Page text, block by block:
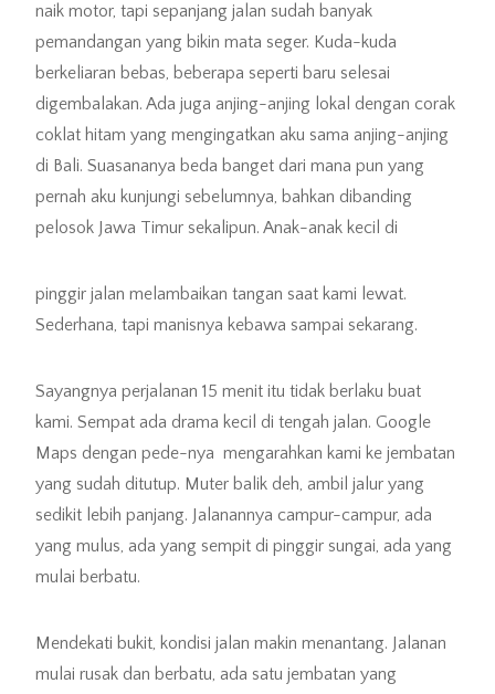
naik motor, tapi sepanjang jalan sudah banyak
pemandangan yang bikin mata seger. Kuda-kuda
berkeliaran bebas, beberapa seperti baru selesai
digembalakan. Ada juga anjing-anjing lokal dengan corak
coklat hitam yang mengingatkan aku sama anjing-anjing
di Bali. Suasananya beda banget dari mana pun yang
pernah aku kunjungi sebelumnya, bahkan dibanding
pelosok Jawa Timur sekalipun. Anak-anak kecil di
pinggir jalan melambaikan tangan saat kami lewat.
Sederhana, tapi manisnya kebawa sampai sekarang.
Sayangnya perjalanan 15 menit itu tidak berlaku buat
kami. Sempat ada drama kecil di tengah jalan. Google
Maps dengan pede-nya mengarahkan kami ke jembatan
yang sudah ditutup. Muter balik deh, ambil jalur yang
sedikit lebih panjang. Jalanannya campur-campur, ada
yang mulus, ada yang sempit di pinggir sungai, ada yang
mulai berbatu.
Mendekati bukit, kondisi jalan makin menantang. Jalanan
mulai rusak dan berbatu, ada satu jembatan yang